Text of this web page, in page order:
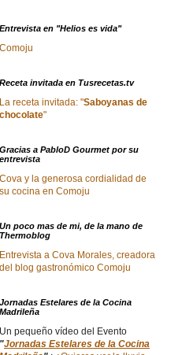
Entrevista en "Helios es vida"
Comoju
Receta invitada en Tusrecetas.tv
La receta invitada: "Saboyanas de
chocolate"
Gracias a PabloD Gourmet por su
entrevista
Cova y la generosa cordialidad de
su cocina en Comoju
Un poco mas de mi, de la mano de
Thermoblog
Entrevista a Cova Morales, creadora
del blog gastronómico Comoju
Jornadas Estelares de la Cocina
Madrileña
Un pequeño vídeo del Evento
"Jornadas Estelares de la Cocina